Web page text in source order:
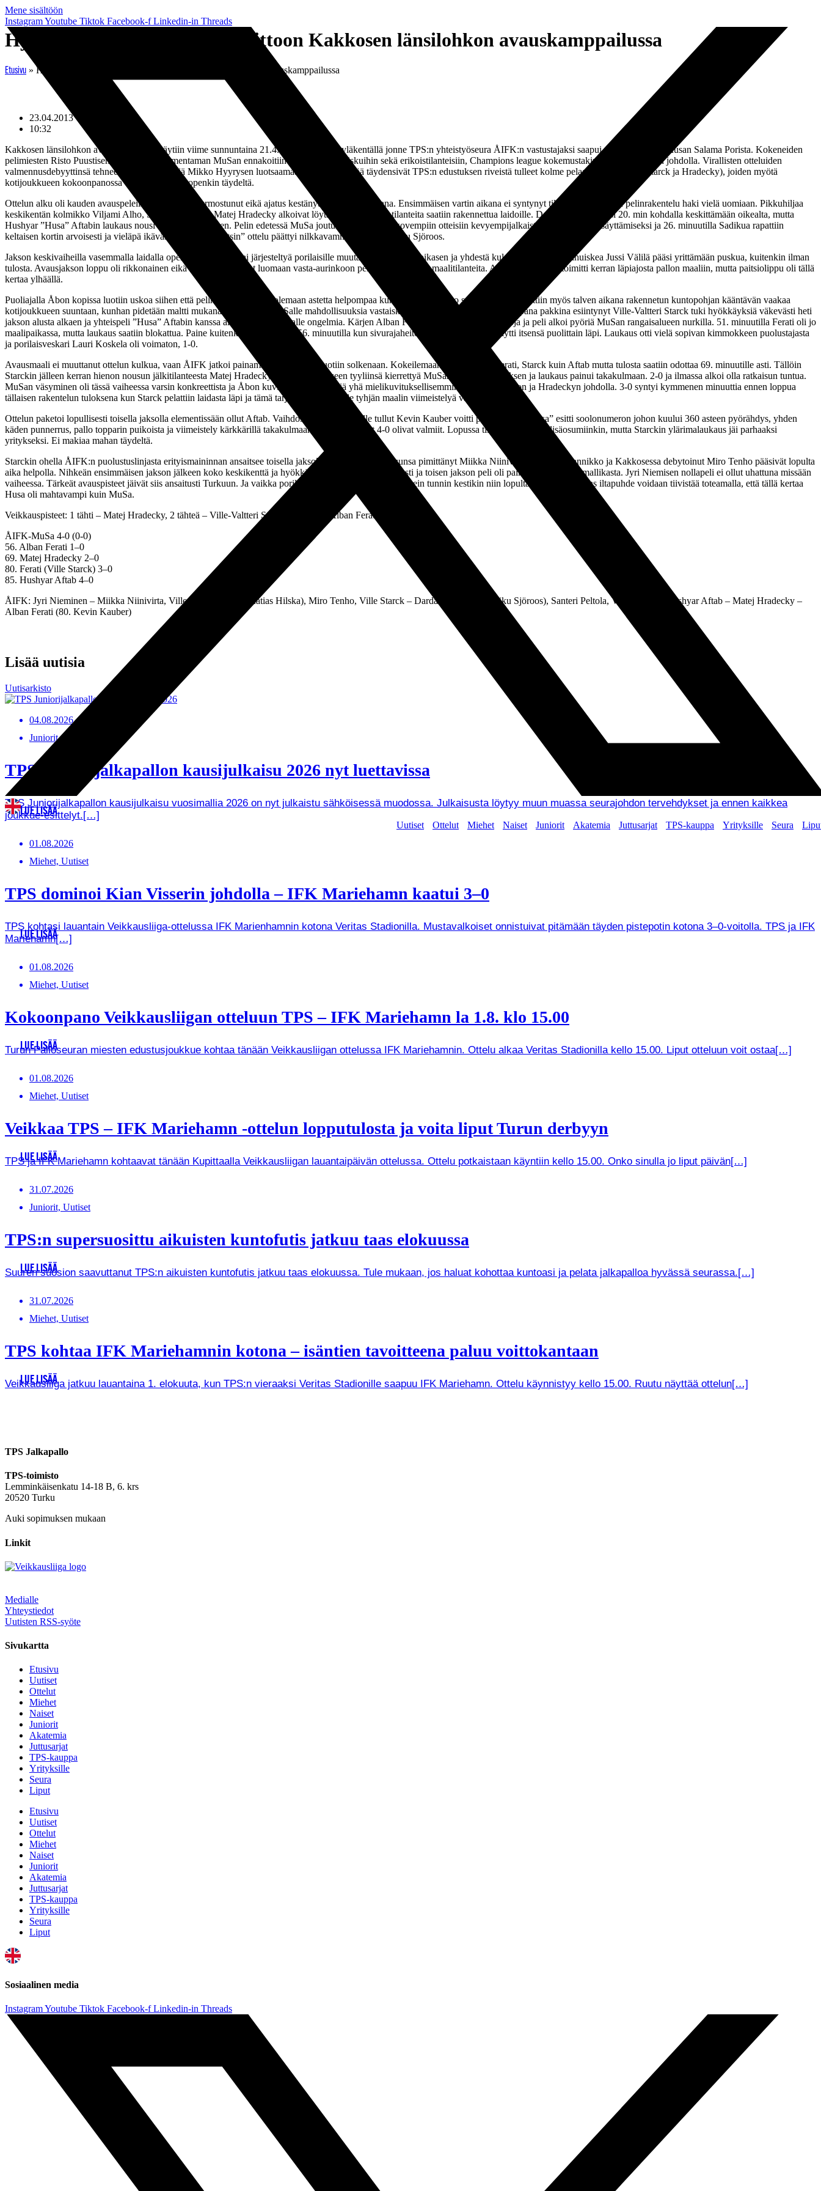
Mene sisältöön
InstagramYoutube Tiktok Facebook-f Linkedin-in Threads
Uutiset Ottelut Miehet Naiset Juniorit Akatemia Juttusarjat TPS-kauppa Yrityksille Seura
Hyyrysen luotsaama ÅIFK voittoon Kakkosen länsilohkon avauskamppailussa
Etusivu » Hyyrysen luotsaama ÅIFK voittoon Kakkosen länsilohkon avauskamppailussa
23.04.2013
10:32
Kakkosen länsilohkon avauskamppailu käytiin viime sunnuntaina 21.4. Urheilupuiston yläkentällä jonne TPS:n yhteistyöseura ÅIFK:n vastustajaksi saapui nousijajoukkue Musan Salama Porista. Kokeneiden
pelimiesten Risto Puustisen ja Piracaian valmentaman MuSan ennakoitiin satsaavan vastaiskuihin sekä erikoistilanteisiin, Champions league kokemustakin omaavan brassin johdolla. Virallisten otteluiden
valmennusdebyyttinsä tehneen TPS-hyökkääjä Mikko Hyyrysen luotsaamaa ÅIFK-miehistöä täydensivät TPS:n edustuksen riveistä tulleet kolme pelaajaa (Rannikko, Starck ja Hradecky), joiden myötä
kotijoukkueen kokoonpanossa oli leveyttä vaihtopenkin täydeltä.
Ottelun alku oli kauden avauspeleille tyypillisesti hermostunut eikä ajatus kestänyt vauhdissa mukana. Ensimmäisen vartin aikana ei syntynyt tilanteita ja ÅIFK:n pelinrakentelu haki vielä uomiaan. Pikkuhiljaa
keskikentän kolmikko Viljami Alho, Santeri Peltola ja Matej Hradecky alkoivat löytää roolituksen ja tilanteita saatiin rakennettua laidoille. Dardan Sadiku pääsi 20. min kohdalla keskittämään oikealta, mutta
Hushyar ”Husa” Aftabin laukaus nousi noin 4. kerrokseen. Pelin edetessä MuSa joutui turvautumaan kovempiin otteisiin kevyempijalkaisten Åbolaisten pysäyttämiseksi ja 26. minuutilla Sadikua rapattiin
keltaisen kortin arvoisesti ja vieläpä ikävästi niin että ”Dartsin” ottelu päättyi nilkkavammaan. Tilalle Riku Sjöroos.
Jakson keskivaiheilla vasemmalla laidalla operoinut Piracaia sai järjesteltyä porilaisille muutaman tilanteen poikasen ja yhdestä kulmapotkusta pitkänhuiskea Jussi Välilä pääsi yrittämään puskua, kuitenkin ilman
tulosta. Avausjakson loppu oli rikkonainen eikä ÅIFK onnistunut luomaan vasta-aurinkoon pelaten kunnollisia maalitilanteita. Alban Ferati kyllä toimitti kerran läpiajosta pallon maaliin, mutta paitsiolippu oli tällä
kertaa ylhäällä.
Puoliajalla Åbon kopissa luotiin uskoa siihen että pelinrakentelu tulee olemaan astetta helpompaa kun saadaan aurinko selän taakse. Uskottiin myös talven aikana rakennetun kuntopohjan kääntävän vaakaa
kotijoukkueen suuntaan, kunhan pidetään maltti mukana eikä anneta MuSalle mahdollisuuksia vastaiskuihin. Näin tapahtuikin. Vasempana pakkina esiintynyt Ville-Valtteri Starck tuki hyökkäyksiä väkevästi heti
jakson alusta alkaen ja yhteispeli ”Husa” Aftabin kanssa alkoi tuottaa MuSalle ongelmia. Kärjen Alban Feratille saatiin pelattua palloja ja peli alkoi pyöriä MuSan rangaisalueen nurkilla. 51. minuutilla Ferati oli jo
maalipaikassa, mutta laukaus saatiin blokattua. Paine kuitenkin tuotti tulosta 56. minuutilla kun sivurajaheiton jälkeen Alban pyöräytti itsensä puolittain läpi. Laukaus otti vielä sopivan kimmokkeen puolustajasta
ja porilaisveskari Lauri Koskela oli voimaton, 1-0.
Avausmaali ei muuttanut ottelun kulkua, vaan ÅIFK jatkoi painamista ja tilanteita luotiin solkenaan. Kokeilemaan pääsivät niin Ferati, Starck kuin Aftab mutta tulosta saatiin odottaa 69. minuutille asti. Tällöin
Starckin jälleen kerran hienon nousun jälkitilanteesta Matej Hradecky sai lonkeromaiseen tyyliinsä kierrettyä MuSan koko puolustuksen ja laukaus painui takakulmaan. 2-0 ja ilmassa alkoi olla ratkaisun tuntua.
MuSan väsyminen oli tässä vaiheessa varsin konkreettista ja Åbon kuviot alkoivat pyöriä yhä mielikuvituksellisemmin Sjöroosin, Alhon ja Hradeckyn johdolla. 3-0 syntyi kymmenen minuuttia ennen loppua
tällaisen rakentelun tuloksena kun Starck pelattiin laidasta läpi ja tämä tarjoili vielä Feratille tyhjän maalin viimeistelyä varten.
Ottelun paketoi lopullisesti toisella jaksolla elementissään ollut Aftab. Vaihdosta Feratin paikalle tullut Kevin Kauber voitti pääpallon ja ”Husa” esitti soolonumeron johon kuului 360 asteen pyörähdys, yhden
käden punnerrus, pallo topparin puikoista ja viimeistely kärkkärillä takakulmaan. Loppunumerot 4-0 olivat valmiit. Lopussa tilanteita oli vielä lisäosumiinkin, mutta Starckin ylärimalaukaus jäi parhaaksi
yritykseksi. Ei makiaa mahan täydeltä.
Starckin ohella ÅIFK:n puolustuslinjasta erityismaininnan ansaitsee toisella jaksolla Piracain rintataskuunsa pimittänyt Miikka Niinivirta. Topparit Rannikko ja Kakkosessa debytoinut Miro Tenho pääsivät lopulta
aika helpolla. Nihkeän ensimmäisen jakson jälkeen koko keskikenttä ja hyökkäys nostivat tasoaan hienosti ja toisen jakson peli oli paikoitellen erittäin mallikasta. Jyri Niemisen nollapeli ei ollut uhattuna missään
vaiheessa. Tärkeät avauspisteet jäivät siis ansaitusti Turkuun. Ja vaikka porilaisten sinnikäs puolustus melkein tunnin kestikin niin lopulta yläkentän kuulas iltapuhde voidaan tiivistää toteamalla, että tällä kertaa
Husa oli mahtavampi kuin MuSa.
Veikkauspisteet: 1 tähti – Matej Hradecky, 2 tähteä – Ville-Valtteri Starck, 3 tähteä – Alban Ferati
ÅIFK-MuSa 4-0 (0-0)
56. Alban Ferati 1–0
69. Matej Hradecky 2–0
80. Ferati (Ville Starck) 3–0
85. Hushyar Aftab 4–0
ÅIFK: Jyri Nieminen – Miikka Niinivirta, Ville Rannikko (77. Matias Hilska), Miro Tenho, Ville Starck – Dardan Sadiku (31. Riku Sjöroos), Santeri Peltola, Viljami Alho, Hushyar Aftab – Matej Hradecky –
Alban Ferati (80. Kevin Kauber)
Lisää uutisia
Uutisarkisto
04.08.2026
Juniorit, Uutiset
TPS Juniorijalkapallon kausijulkaisu 2026 nyt luettavissa
TPS Juniorijalkapallon kausijulkaisu vuosimallia 2026 on nyt julkaistu sähköisessä muodossa. Julkaisusta löytyy muun muassa seurajohdon tervehdykset ja ennen kaikkea
joukkue-esittelyt.[…]
LUE LISÄÄ
01.08.2026
Miehet, Uutiset
TPS dominoi Kian Visserin johdolla – IFK Mariehamn kaatui 3–0
TPS kohtasi lauantain Veikkausliiga-ottelussa IFK Marienhamnin kotona Veritas Stadionilla. Mustavalkoiset onnistuivat pitämään täyden pistepotin kotona 3–0-voitolla. TPS ja IFK
Mariehamn[…]
LUE LISÄÄ
01.08.2026
Miehet, Uutiset
Kokoonpano Veikkausliigan otteluun TPS – IFK Mariehamn la 1.8. klo 15.00
Turun Palloseuran miesten edustusjoukkue kohtaa tänään Veikkausliigan ottelussa IFK Mariehamnin. Ottelu alkaa Veritas Stadionilla kello 15.00. Liput otteluun voit ostaa[…]
LUE LISÄÄ
01.08.2026
Miehet, Uutiset
Veikkaa TPS – IFK Mariehamn -ottelun lopputulosta ja voita liput Turun derbyyn
TPS ja IFK Mariehamn kohtaavat tänään Kupittaalla Veikkausliigan lauantaipäivän ottelussa. Ottelu potkaistaan käyntiin kello 15.00. Onko sinulla jo liput päivän[…]
LUE LISÄÄ
31.07.2026
Juniorit, Uutiset
TPS:n supersuosittu aikuisten kuntofutis jatkuu taas elokuussa
Suuren suosion saavuttanut TPS:n aikuisten kuntofutis jatkuu taas elokuussa. Tule mukaan, jos haluat kohottaa kuntoasi ja pelata jalkapalloa hyvässä seurassa.[…]
LUE LISÄÄ
31.07.2026
Miehet, Uutiset
TPS kohtaa IFK Mariehamnin kotona – isäntien tavoitteena paluu voittokantaan
Veikkausliiga jatkuu lauantaina 1. elokuuta, kun TPS:n vieraaksi Veritas Stadionille saapuu IFK Mariehamn. Ottelu käynnistyy kello 15.00. Ruutu näyttää ottelun[…]
LUE LISÄÄ
TPS Jalkapallo
TPS-toimisto
Lemminkäisenkatu 14-18 B, 6. krs
20520 Turku
Auki sopimuksen mukaan
Linkit
Medialle
Yhteystiedot
Uutisten RSS-syöte
Sivukartta
Etusivu
Uutiset
Ottelut
Miehet
Naiset
Juniorit
Akatemia
Juttusarjat
TPS-kauppa
Yrityksille
Seura
Liput
Etusivu
Uutiset
Ottelut
Miehet
Naiset
Juniorit
Akatemia
Juttusarjat
TPS-kauppa
Yrityksille
Seura
Liput
Sosiaalinen media
InstagramYoutube Tiktok Facebook-f Linkedin-in Threads